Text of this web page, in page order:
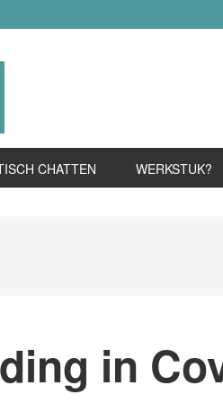
CHATTEN WERKSTUK?
in